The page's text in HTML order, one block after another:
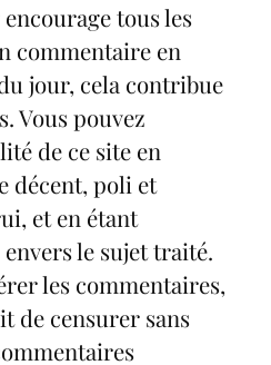
tous les
commentaire en
jour, cela contribue
Vous pouvez
de ce site en
décent, poli et
et en étant
le sujet traité.
les commentaires,
de censurer sans